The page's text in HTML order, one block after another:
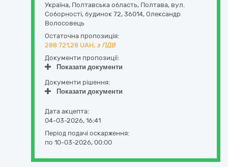
Україна, Полтавська область, Полтава, вул.
Соборності, будинок 72, 36014, Олександр
Волосовець
Остаточна пропозиція:
288 721,28 UAH, з ПДВ
Документи пропозиції:
Показати документи
Документи рішення:
Показати документи
Дата акцепта:
04-03-2026, 16:41
Період подачі оскарження:
по 10-03-2026, 00:00